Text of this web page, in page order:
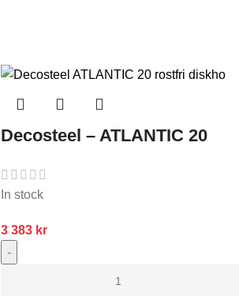
Decosteel – ATLANTIC 20
In stock
3 383 kr
-